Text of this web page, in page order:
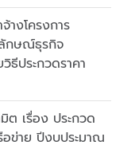
างโครงการ
กษณ์ธุรกิจ
ประกวดราคา
ต เรื่อง ประกวด
ข่าย ปีงบประมาณ